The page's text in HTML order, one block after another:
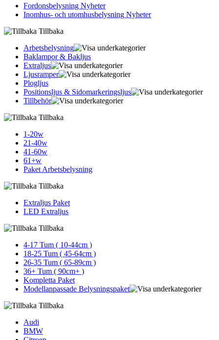
Fordonsbelysning Nyheter
Inomhus- och utomhusbelysning Nyheter
Tillbaka
Arbetsbelysning
Baklampor & Bakljus
Extraljus
Ljusramper
Plogljus
Positionsljus & Sidomarkerings­ljus
Tillbehör
Tillbaka
1-20w
21-40w
41-60w
61+w
Paket Arbetsbelysning
Tillbaka
Extraljus Paket
LED Extraljus
Tillbaka
4-17 Tum ( 10-44cm )
18-25 Tum ( 45-64cm )
26-35 Tum ( 65-89cm )
36+ Tum ( 90cm+ )
Kompletta Paket
Modellanpassade Belysningspaket
Tillbaka
Audi
BMW